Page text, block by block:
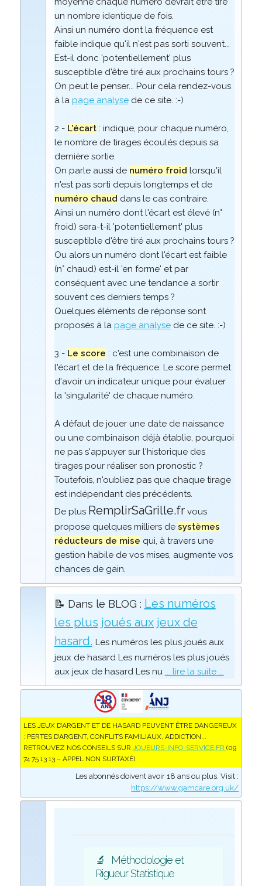
un nombre identique de fois.
Ainsi un numéro dont la fréquence est
faible indique qu'il n'est pas sorti souvent...
Est-il donc 'potentiellement' plus
susceptible d'être tiré aux prochains tours ?
On peut le penser... Pour cela rendez-vous
à la page analysede ce site. :-)
2 - L'écart: indique, pour chaque numéro,
le nombre de tirages écoulés depuis sa
dernière sortie.
On parle aussi de numéro froid lorsqu'il
n'est pas sorti depuis longtemps et de
numéro chaud dans le cas contraire.
Ainsi un numéro dont l'écart est élevé (n°
froid) sera-t-il 'potentiellement' plus
susceptible d'être tiré aux prochains tours ?
Ou alors un numéro dont l'écart est faible
(n° chaud) est-il 'en forme' et par
conséquent avec une tendance a sortir
souvent ces derniers temps ?
Quelques éléments de réponse sont
proposés à la page analysede ce site. :-)
3 - Le score : c'est une combinaison de
l'écart et de la fréquence. Le score permet
d'avoir un indicateur unique pour évaluer
la 'singularité' de chaque numéro.
A défaut de jouer une date de naissance
ou une combinaison déjà établie, pourquoi
ne pas s'appuyer sur l'historique des
tirages pour réaliser son pronostic ?
Toutefois, n'oubliez pas que chaque tirage
est indépendant des précédents.
De plus RemplirSaGrille.frvous
propose quelques milliers de systèmes
réducteurs de mise qui, à travers une
gestion habile de vos mises, augmente vos
chances de gain.
📝 Dans le BLOG : Les numéros
les plus joués aux jeux de
hasard. Les numéros les plus joués aux
jeux de hasard Les numéros les plus joués
aux jeux de hasard Les nu ... lire la suite ...
LES JEUX D’ARGENT ET DE HASARD PEUVENT ÊTRE DANGEREUX
: PERTES D’ARGENT, CONFLITS FAMILIAUX, ADDICTION...
RETROUVEZ NOS CONSEILS SUR JOUEURS-INFO-SERVICE.FR (09
74 75 13 13 – APPEL NON SURTAXÉ).
Les abonnés doivent avoir 18 ans ou plus. Visit :
https://www.gamcare.org.uk/
🔬
Méthodologie et
Rigueur Statistique